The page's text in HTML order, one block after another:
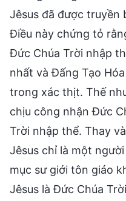
Jêsus đã được truyền
Điều này chứng tỏ
Đức Chúa Trời nhập
nhất và Đấng Tạo
trong xác thịt. Thế
chịu công nhận Đức
Trời nhập thể. Thay
Jêsus chỉ là một
mục sư giới tôn giáo
Jêsus là Đức Chúa